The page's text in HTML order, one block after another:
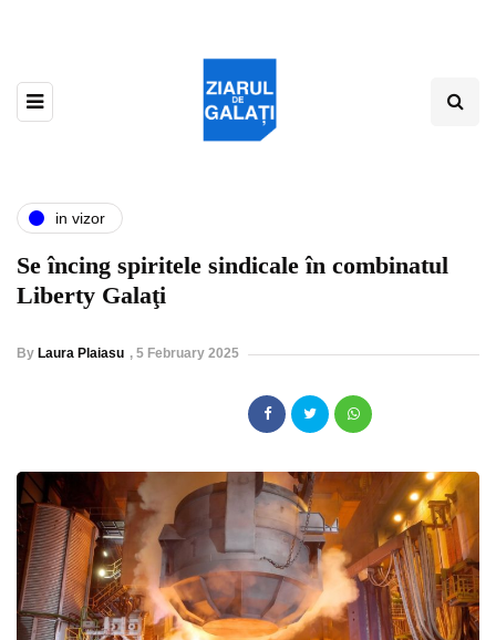
in vizor
Se încing spiritele sindicale în combinatul
Liberty Galaţi
By Laura Plaiasu , 5 February 2025